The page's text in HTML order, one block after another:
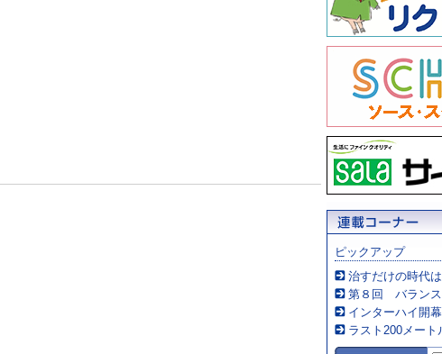
ピックアップ
治すだけの時代
第８回 バランス
インターハイ開幕
ラスト200メー